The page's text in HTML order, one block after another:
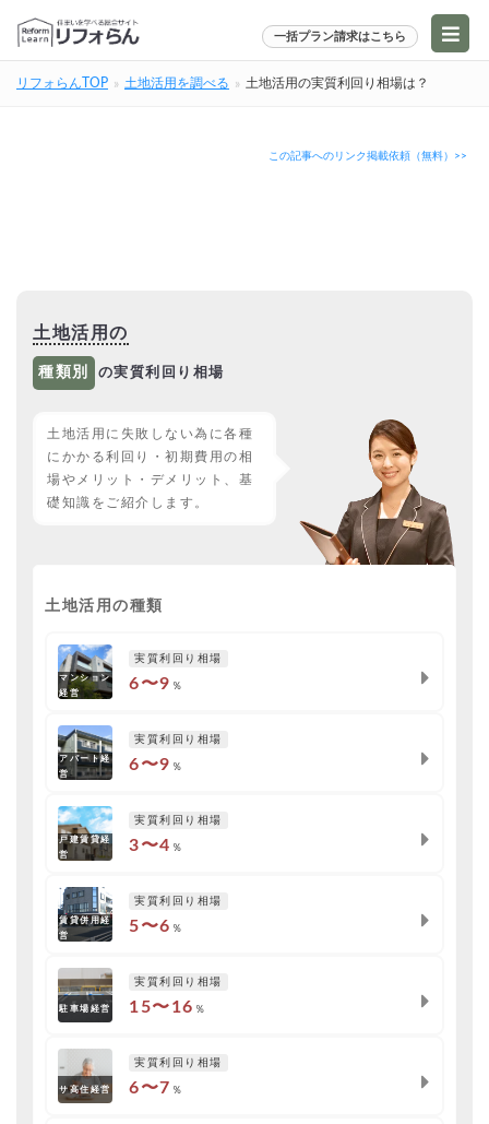
一括プラン請求はこちら
リフォらんTOP 土地活用を調べる 土地活用の実質利回り相場は？
この記事へのリンク掲載依頼（無料）>>
土地活用の
種類別 の実質利回り相場
土地活用に失敗しない為に各種
にかかる利回り・初期費用の相
場やメリット・デメリット、基
礎知識をご紹介します。
土地活用の種類
マンション
経営
実質利回り相場
6〜9 ％
アパート経
営
実質利回り相場
6〜9 ％
戸建賃貸経
営
実質利回り相場
3〜4 ％
賃貸併用経
営
実質利回り相場
5〜6 ％
駐車場経営
実質利回り相場
15〜16 ％
サ高住経営
実質利回り相場
6〜7 ％